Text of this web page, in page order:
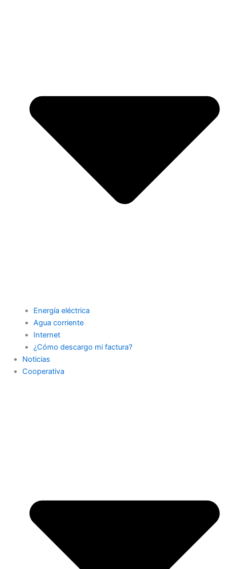
Energía eléctrica
Agua corriente
Internet
¿Cómo descargo mi factura?
Noticias
Cooperativa